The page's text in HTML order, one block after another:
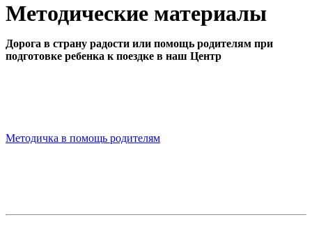
Методические материалы
Дорога в страну радости или помощь родителям при
подготовке ребенка к поездке в наш Центр
Методичка в помощь родителям